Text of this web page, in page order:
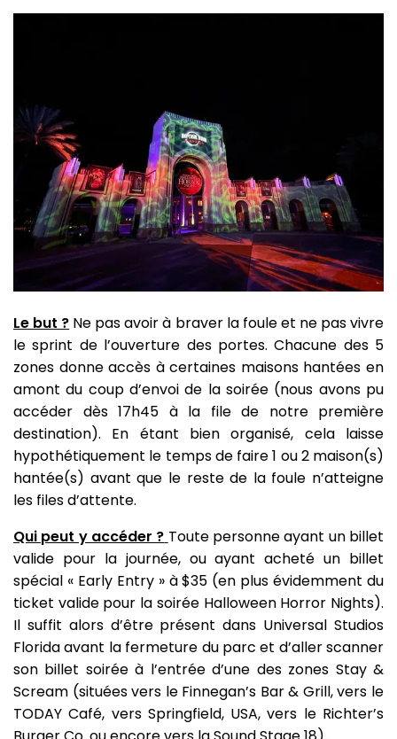
Le but ? Ne pas avoir à braver la foule et ne pas vivre
le sprint de l’ouverture des portes. Chacune des 5
zones donne accès à certaines maisons hantées en
amont du coup d’envoi de la soirée (nous avons pu
accéder dès 17h45 à la file de notre première
destination). En étant bien organisé, cela laisse
hypothétiquement le temps de faire 1 ou 2 maison(s)
hantée(s) avant que le reste de la foule n’atteigne
les files d’attente.
Qui peut y accéder ? Toute personne ayant un billet
valide pour la journée, ou ayant acheté un billet
spécial « Early Entry » à $35 (en plus évidemment du
ticket valide pour la soirée Halloween Horror Nights).
Il suffit alors d’être présent dans Universal Studios
Florida avant la fermeture du parc et d’aller scanner
son billet soirée à l’entrée d’une des zones Stay &
Scream (situées vers le Finnegan’s Bar & Grill, vers le
TODAY Café, vers Springfield, USA, vers le Richter’s